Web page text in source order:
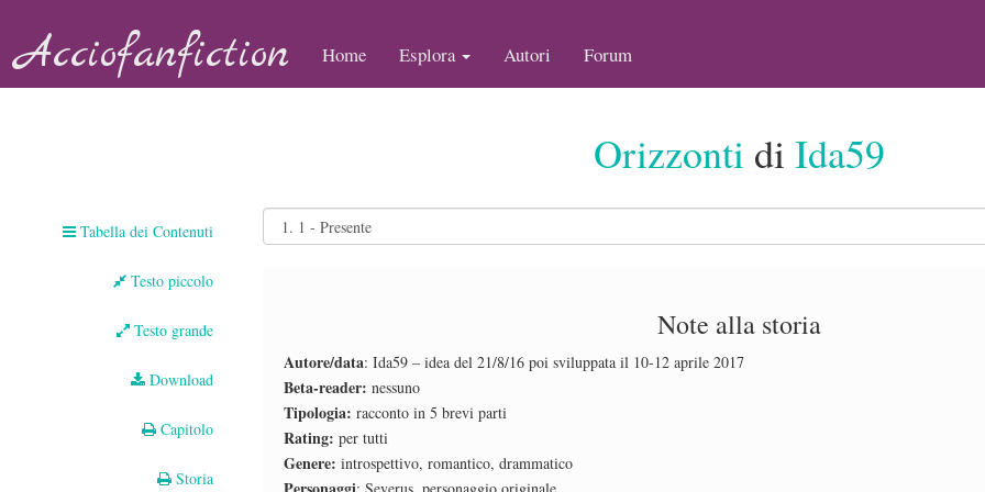
Acciofanfiction Home Esplora Autori Forum
Orizzonti di Ida59
Tabella dei Contenuti
Testo piccolo
Testo grande
Download
Capitolo
Storia
Note alla storia
Autore/data: Ida59 – idea del 21/8/16 poi sviluppata il 10-12 aprile 2017
Beta-reader: nessuno
Tipologia: racconto in 5 brevi parti
Rating: per tutti
Genere: introspettivo, romantico, drammatico